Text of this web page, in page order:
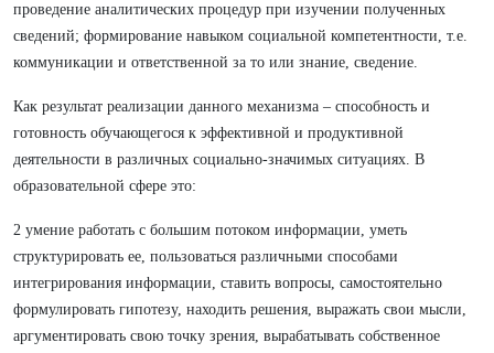
проведение аналитических процедур при изучении полученных
сведений; формирование навыком социальной компетентности, т.е.
коммуникации и ответственной за то или знание, сведение.
Как результат реализации данного механизма – способность и
готовность обучающегося к эффективной и продуктивной
деятельности в различных социально-значимых ситуациях. В
образовательной сфере это:
2 умение работать с большим потоком информации, уметь
структурировать ее, пользоваться различными способами
интегрирования информации, ставить вопросы, самостоятельно
формулировать гипотезу, находить решения, выражать свои мысли,
аргументировать свою точку зрения, вырабатывать собственное